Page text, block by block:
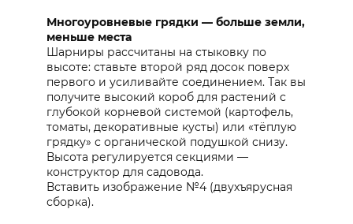
Многоуровневые грядки — больше земли,
меньше места
Шарниры рассчитаны на стыковку по
высоте: ставьте второй ряд досок поверх
первого и усиливайте соединением. Так вы
получите высокий короб для растений с
глубокой корневой системой (картофель,
томаты, декоративные кусты) или «тёплую
грядку» с органической подушкой снизу.
Высота регулируется секциями —
конструктор для садовода.
Вставить изображение №4 (двухъярусная
сборка).